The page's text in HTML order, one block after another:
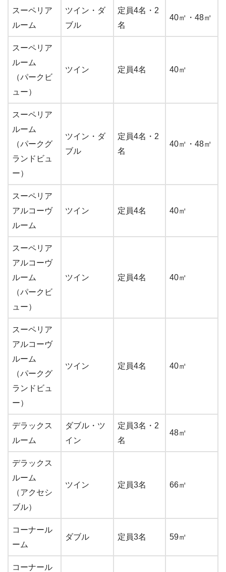
スーペリア
ルーム
ツイン・ダ
ブル
定員4名・2
名
40㎡・48㎡
スーペリア
ルーム
（パークビ
ュー）
ツイン 定員4名 40㎡
スーペリア
ルーム
（パークグ
ランドビュ
ー）
ツイン・ダ
ブル
定員4名・2
名
40㎡・48㎡
スーペリア
アルコーヴ
ルーム
ツイン 定員4名 40㎡
スーペリア
アルコーヴ
ルーム
（パークビ
ュー）
ツイン 定員4名 40㎡
スーペリア
アルコーヴ
ルーム
（パークグ
ランドビュ
ー）
ツイン 定員4名 40㎡
デラックス
ルーム
ダブル・ツ
イン
定員3名・2
名
48㎡
デラックス
ルーム
（アクセシ
ブル）
ツイン 定員3名 66㎡
コーナール
ーム
ダブル 定員3名 59㎡
コーナール